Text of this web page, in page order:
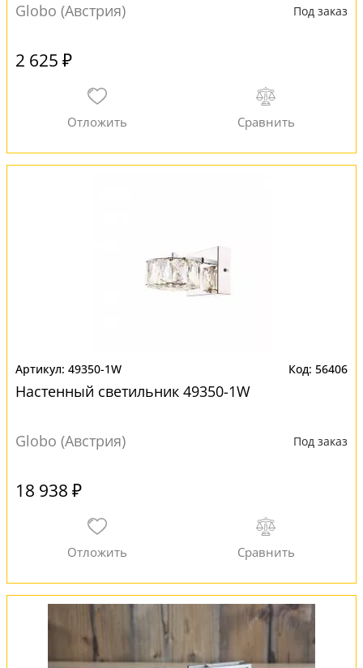
Globo (Австрия) Под заказ
2 625 ₽
49350-1W 56406
Настенный светильник 49350-1W
Globo (Австрия) Под заказ
18 938 ₽